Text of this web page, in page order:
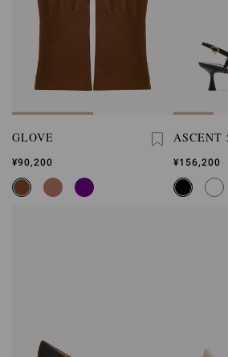
GLOVE
¥90,200
ASCENT
¥156,200